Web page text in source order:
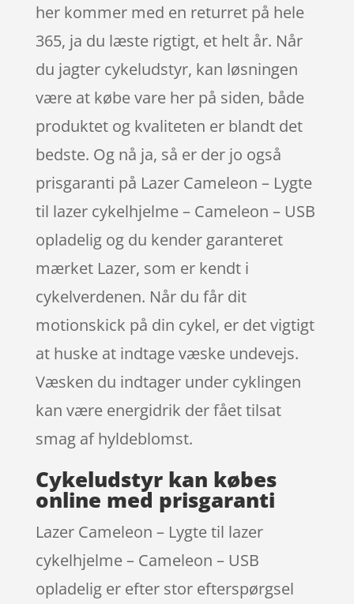
her kommer med en returret på hele
365, ja du læste rigtigt, et helt år. Når
du jagter cykeludstyr, kan løsningen
være at købe vare her på siden, både
produktet og kvaliteten er blandt det
bedste. Og nå ja, så er der jo også
prisgaranti på Lazer Cameleon – Lygte
til lazer cykelhjelme – Cameleon – USB
opladelig og du kender garanteret
mærket Lazer, som er kendt i
cykelverdenen. Når du får dit
motionskick på din cykel, er det vigtigt
at huske at indtage væske undevejs.
Væsken du indtager under cyklingen
kan være energidrik der fået tilsat
smag af hyldeblomst.
Cykeludstyr kan købes
online med prisgaranti
Lazer Cameleon – Lygte til lazer
cykelhjelme – Cameleon – USB
opladelig er efter stor efterspørgsel